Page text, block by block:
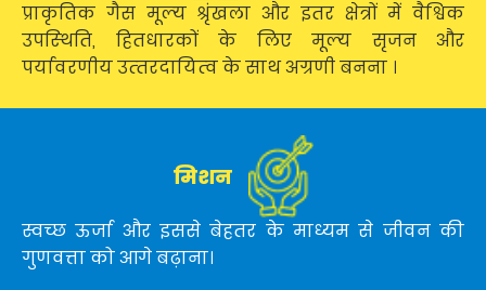
प्राकृतिक गैस मूल्‍य श्रृंखला और इतर क्षेत्रों में वैश्विक
उपस्‍थिति, हितधारकों के लिए मूल्‍य सृजन और
पर्यावरणीय उत्‍तरदायित्‍व के साथ अग्रणी बनना ।
स्वच्छ ऊर्जा और इससे बेहतर के माध्यम से जीवन की
गुणवत्ता को आगे बढ़ाना।
मिशन